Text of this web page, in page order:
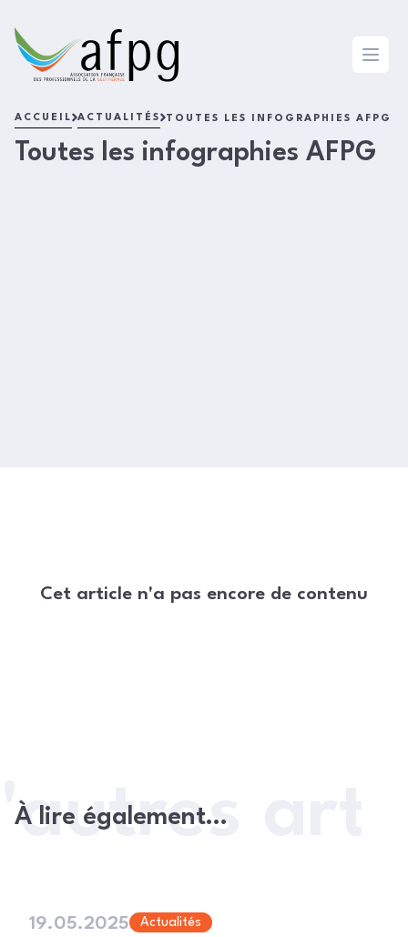
L'AFPG
Open
ACCUEIL ACTUALITÉS TOUTES LES INFOGRAPHIES AFPG
Toutes les infographies AFPG
Cet article n'a pas encore de contenu
À lire également…
19.05.2025 Actualités